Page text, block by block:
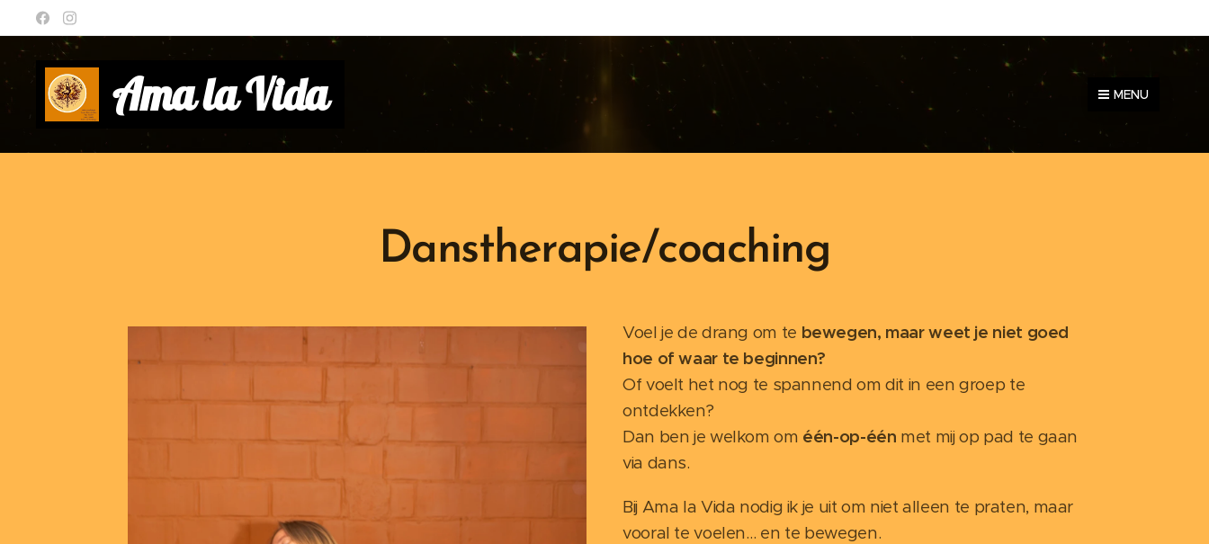
Ama la Vida MENU
Danstherapie/coaching
Voel je de drang om te bewegen, maar weet je niet goed
hoe of waar te beginnen?
Of voelt het nog te spannend om dit in een groep te
ontdekken?
Dan ben je welkom om één-op-één met mij op pad te gaan
via dans.
Bij Ama la Vida nodig ik je uit om niet alleen te praten, maar
vooral te voelen… en te bewegen.